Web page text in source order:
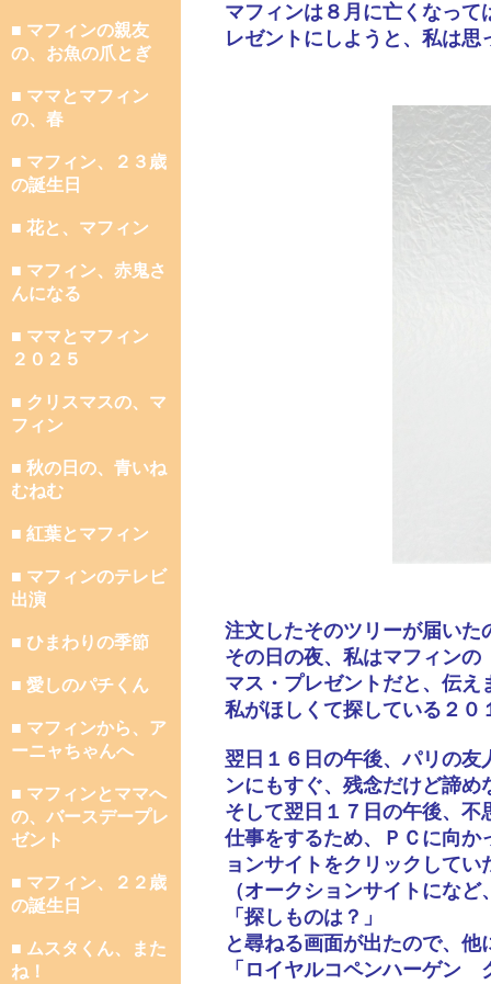
■ マフィンの親友
の、お魚の爪とぎ
■ ママとマフィン
の、春
■ マフィン、２３歳
の誕生日
■ 花と、マフィン
■ マフィン、赤鬼さ
んになる
■ ママとマフィン
２０２５
■ クリスマスの、マ
フィン
■ 秋の日の、青いね
むねむ
■ 紅葉とマフィン
■ マフィンのテレビ
出演
■ ひまわりの季節
■ 愛しのパチくん
■ マフィンから、ア
ーニャちゃんへ
■ マフィンとママへ
の、バースデープレ
ゼント
■ マフィン、２２歳
の誕生日
■ ムスタくん、また
ね！
マフィンは８月に亡くなっ
レゼントにしようと、私は思
注文したそのツリーが届いた
その日の夜、私はマフィン
マス・プレゼントだと、伝え
私がほしくて探している２０
翌日１６日の午後、パリの
ンにもすぐ、残念だけど諦
そして翌日１７日の午後、不
仕事をするため、ＰＣに向か
ョンサイトをクリックしてい
（オークションサイトにな
「探しものは？」
と尋ねる画面が出たので、
「ロイヤルコペンハーゲン